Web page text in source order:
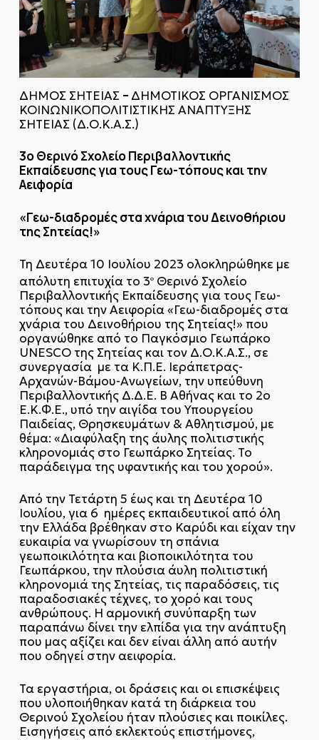
ΔΗΜΟΣ ΣΗΤΕΙΑΣ – ΔΗΜΟΤΙΚΟΣ ΟΡΓΑΝΙΣΜΟΣ
ΚΟΙΝΩΝΙΚΟΠΟΛΙΤΙΣΤΙΚΗΣ ΑΝΑΠΤΥΞΗΣ
ΣΗΤΕΙΑΣ (Δ.Ο.Κ.Α.Σ.)
3ο Θερινό Σχολείο Περιβαλλοντικής
Εκπαίδευσης για τους Γεω-τόπους και την
Αειφορία
«Γεω-διαδρομές στα χνάρια του Δεινοθήριου
της Σητείας!»
Τη Δευτέρα 10 Ιουλίου 2023 ολοκληρώθηκε με
απόλυτη επιτυχία το 3οΘερινό Σχολείο
Περιβαλλοντικής Εκπαίδευσης για τους Γεω-
τόπους και την Αειφορία «Γεω-διαδρομές στα
χνάρια του Δεινοθήριου της Σητείας!» που
οργανώθηκε από το Παγκόσμιο Γεωπάρκο
UNESCO της Σητείας και τον Δ.Ο.Κ.Α.Σ., σε
συνεργασία με τα Κ.Π.Ε. Ιεράπετρας-
Αρχανών-Βάμου-Ανωγείων, την υπεύθυνη
Περιβαλλοντικής Δ.Δ.Ε. Β΄ Αθήνας και το 2ο
Ε.Κ.Φ.Ε., υπό την αιγίδα του Υπουργείου
Παιδείας, Θρησκευμάτων & Αθλητισμού, με
θέμα: «Διαφύλαξη της άυλης πολιτιστικής
κληρονομιάς στο Γεωπάρκο Σητείας. Το
παράδειγμα της υφαντικής και του χορού».
Από την Τετάρτη 5 έως και τη Δευτέρα 10
Ιουλίου, για 6 ημέρες εκπαιδευτικοί από όλη
την Ελλάδα βρέθηκαν στο Καρύδι και είχαν την
ευκαιρία να γνωρίσουν τη σπάνια
γεωποικιλότητα και βιοποικιλότητα του
Γεωπάρκου, την πλούσια άυλη πολιτιστική
κληρονομιά της Σητείας, τις παραδόσεις, τις
παραδοσιακές τέχνες, το χορό και τους
ανθρώπους. Η αρμονική συνύπαρξη των
παραπάνω δίνει την ελπίδα για την ανάπτυξη
που μας αξίζει και δεν είναι άλλη από αυτήν
που οδηγεί στην αειφορία.
Τα εργαστήρια, οι δράσεις και οι επισκέψεις
που υλοποιήθηκαν κατά τη διάρκεια του
Θερινού Σχολείου ήταν πλούσιες και ποικίλες.
Εισηγήσεις από εκλεκτούς επιστήμονες,